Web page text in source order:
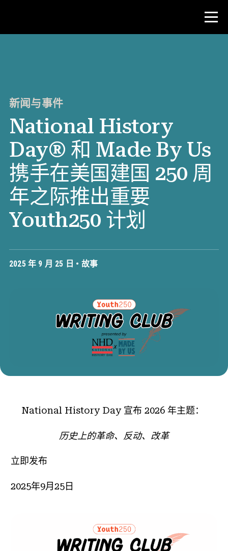
教师资源
新闻与事件
关于 NHD
参与其中
新闻与事件
National History
Day® 和 Made By Us
携手在美国建国 250 周
年之际推出重要
Youth250 计划
2025 年 9 月 25 日 • 故事
National History Day 宣布 2026 年主题：
历史上的革命、反动、改革
立即发布
2025年9月25日